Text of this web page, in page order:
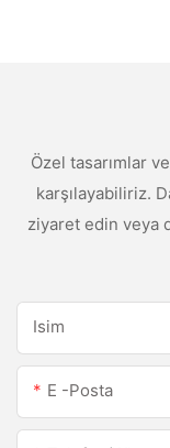
Özel tasarımlar
karşılayabiliriz.
ziyaret edin veya
Isim
E -posta